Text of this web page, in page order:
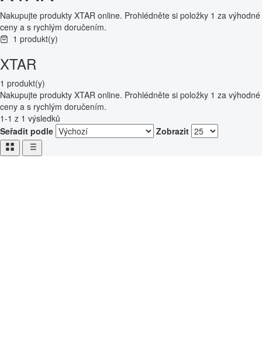
Nakupujte produkty XTAR online. Prohlédněte si položky 1 za výhodné
ceny a s rychlým doručením.
1 produkt(y)
XTAR
1 produkt(y)
Nakupujte produkty XTAR online. Prohlédněte si položky 1 za výhodné
ceny a s rychlým doručením.
1-1 z 1 výsledků
Seřadit podle
Zobrazit